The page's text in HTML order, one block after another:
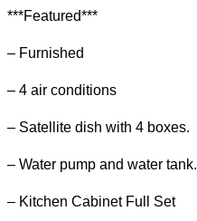
***Featured***
– Furnished
– 4 air conditions
– Satellite dish with 4 boxes.
– Water pump and water tank.
– Kitchen Cabinet Full Set